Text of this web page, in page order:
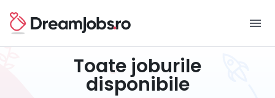
menu
Toate joburile
disponibile